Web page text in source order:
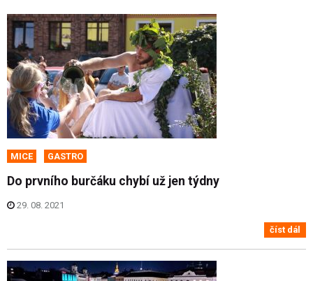
MICE GASTRO
Do prvního burčáku chybí už jen týdny
29. 08. 2021
číst dál